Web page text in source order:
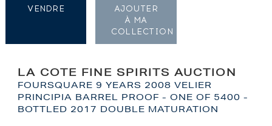
LA COTE FINE SPIRITS AUCTION
FOURSQUARE 9 YEARS 2008 VELIER
PRINCIPIA BARREL PROOF - ONE OF 5400 -
BOTTLED 2017 DOUBLE MATURATION
VENDRE
AJOUTER
À MA
COLLECTION